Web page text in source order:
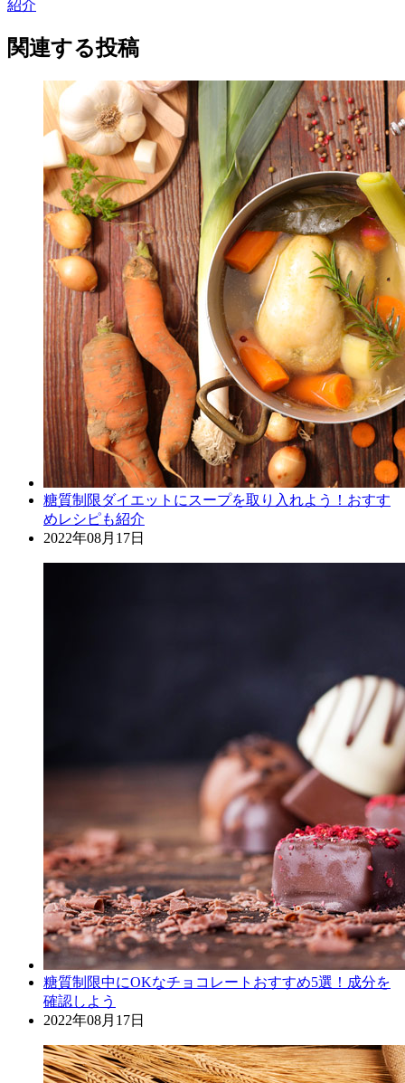
紹介
関連する投稿
糖質制限ダイエットにスープを取り入れよう！おすす
めレシピも紹介
2022年08月17日
糖質制限中にOKなチョコレートおすすめ5選！成分を
確認しよう
2022年08月17日